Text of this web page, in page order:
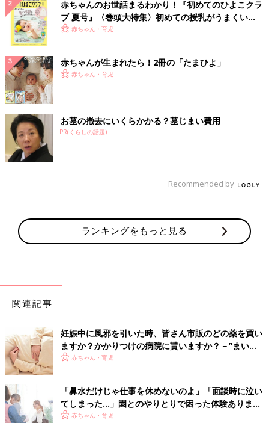
赤ちゃんのお世話まるわかり！『初めてのひよこクラ
ブ 夏号』〈巻頭大特集〉初めての授乳がうまくい
く！ おっぱい・ミルクの基本と夏のトラブル 解決テ
赤ちゃん・育児
赤ちゃんが生まれたら！2冊の「たまひよ」
赤ちゃん・育児
お墓の撤去にいくらかかる？墓じまい費用
PR(くらしの話題)
Recommended by
ランキングをもっと見る
関連記事
妊娠中に風邪を引いた時、皆さん市販のどの薬を買い
ますか？かかりつけの病院に貰いますか？－”まいに
ちのたまひよ”の体験談
赤ちゃん・育児
「鼻水だけじゃ仕事を休めないのよ」「面談時に泣い
てしまった…」園とのやりとりで困った体験あります
か？赤ちゃん・育児